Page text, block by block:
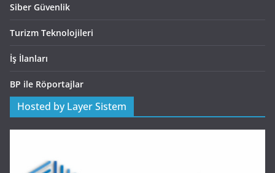
Siber Güvenlik
Turizm Teknolojileri
İş İlanları
BP ile Röportajlar
Hosted by Layer Sistem